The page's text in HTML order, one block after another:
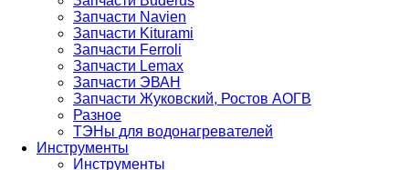
Запчасти Navien
Запчасти Kiturami
Запчасти Ferroli
Запчасти Lemax
Запчасти ЭВАН
Запчасти Жуковский, Ростов АОГВ
Разное
ТЭНы для водонагревателей
Инструменты
Инструменты